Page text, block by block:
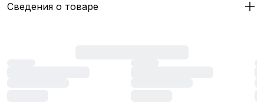
Сведения о товаре